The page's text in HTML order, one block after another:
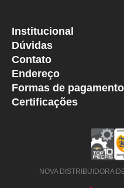
Institucional
Dúvidas
Contato
Endereço
Formas de pagamento
Certificações
NOVA DISTRIBUIDORA